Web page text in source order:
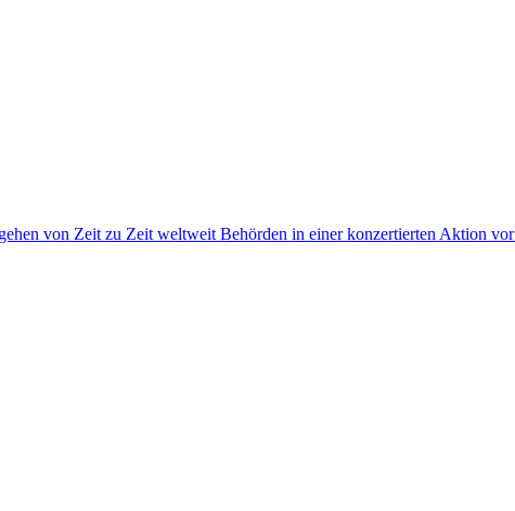
von Zeit zu Zeit weltweit Behörden in einer konzertierten Aktion